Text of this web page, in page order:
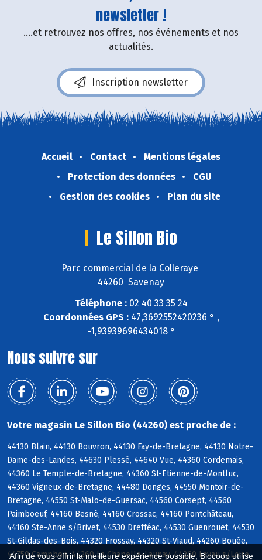
Afin de vous offrir la meilleure expérience possible, Biocoop utilise
newsletter !
....et retrouvez nos offres, nos événements et nos
actualités.
Inscription newsletter
Accueil Contact
Mentions légales
Protection des données
CGU
Gestion des cookies
Plan du site
Le Sillon Bio
Parc commercial de la Colleraye
44260 Savenay
Téléphone :02 40 33 35 24
Coordonnées GPS :47,3692552420236 ° ,
-1,93939696434018 °
Nous suivre sur
Votre magasin Le Sillon Bio (44260) est proche de :
44130 Blain, 44130 Bouvron, 44130 Fay-de-Bretagne, 44130 Notre-
Dame-des-Landes, 44630 Plessé, 44640 Vue, 44360 Cordemais,
44360 Le Temple-de-Bretagne, 44360 St-Etienne-de-Montluc,
44360 Vigneux-de-Bretagne, 44480 Donges, 44550 Montoir-de-
Bretagne, 44550 St-Malo-de-Guersac, 44560 Corsept, 44560
Paimboeuf, 44160 Besné, 44160 Crossac, 44160 Pontchâteau,
44160 Ste-Anne s/Brivet, 44530 Drefféac, 44530 Guenrouet, 44530
St-Gildas-des-Bois, 44320 Frossay, 44320 St-Viaud, 44260 Bouée,
44750 Campbon, 44260 La Chapelle-Launay, 44260 Lavau s/Loire,